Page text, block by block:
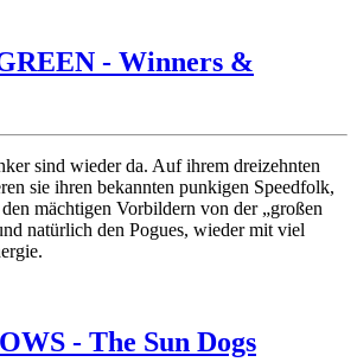
- Winners &
sind wieder da. Auf ihrem dreizehnten
sie ihren bekannten punkigen Speedfolk,
mächtigen Vorbildern von der „großen
natürlich den Pogues, wieder mit viel
- The Sun Dogs